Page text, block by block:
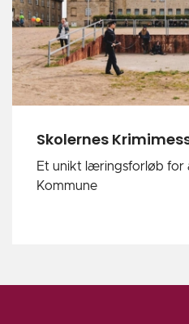
Skolernes
Et unikt læringsforløb for
Kommune